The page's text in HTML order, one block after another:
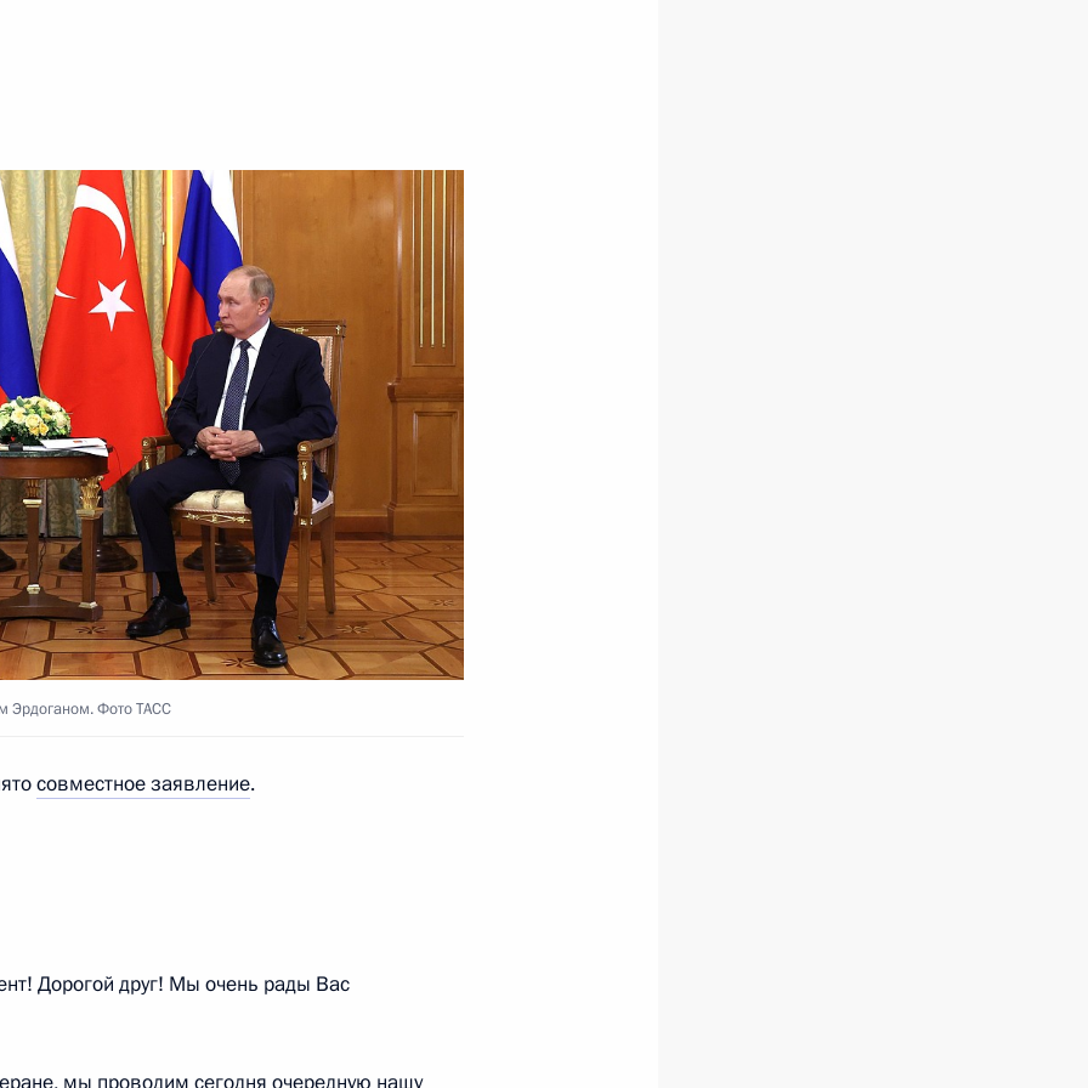
Эллой Памфиловой
Жомартом Токаевым 6
19м
Эрдоганом. Фото ТАСС
совместное заявление.
Дорогой друг! Мы очень рады Вас